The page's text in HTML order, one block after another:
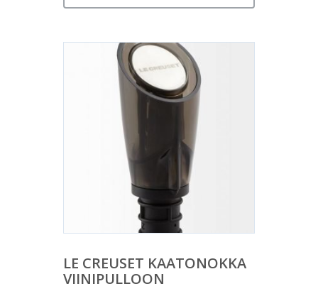
LE CREUSET KAATONOKKA
VIINIPULLOON